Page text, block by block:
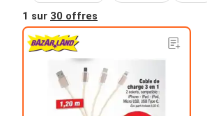
1 sur 30 offres